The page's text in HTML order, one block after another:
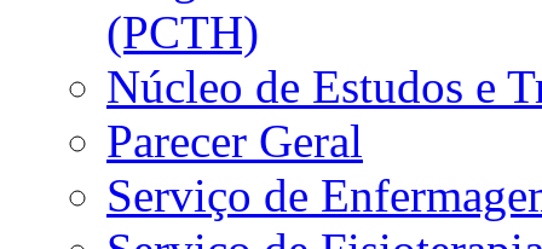
(PCTH)
Núcleo de Estudos e
Parecer Geral
Serviço de